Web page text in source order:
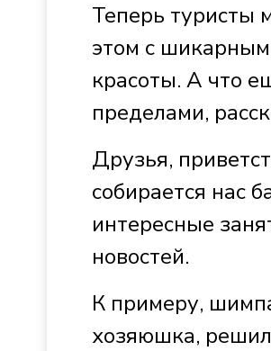
Теперь туристы
этом с
красоты. А что
пределами,
Друзья,
собирается нас
интересные
новостей.
К примеру,
хозяюшка,